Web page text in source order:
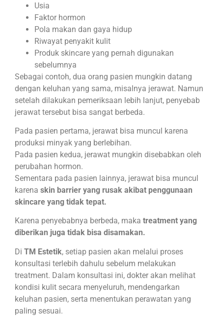
Usia
Faktor hormon
Pola makan dan gaya hidup
Riwayat penyakit kulit
Produk skincare yang pernah digunakan
sebelumnya
Sebagai contoh, dua orang pasien mungkin datang
dengan keluhan yang sama, misalnya jerawat. Namun
setelah dilakukan pemeriksaan lebih lanjut, penyebab
jerawat tersebut bisa sangat berbeda.
Pada pasien pertama, jerawat bisa muncul karena
produksi minyak yang berlebihan.
Pada pasien kedua, jerawat mungkin disebabkan oleh
perubahan hormon.
Sementara pada pasien lainnya, jerawat bisa muncul
karena skin barrier yang rusak akibat penggunaan
skincare yang tidak tepat.
Karena penyebabnya berbeda, maka treatment yang
diberikan juga tidak bisa disamakan.
Di TM Estetik, setiap pasien akan melalui proses
konsultasi terlebih dahulu sebelum melakukan
treatment. Dalam konsultasi ini, dokter akan melihat
kondisi kulit secara menyeluruh, mendengarkan
keluhan pasien, serta menentukan perawatan yang
paling sesuai.